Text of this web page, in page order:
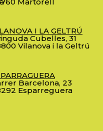
I LA GELTRÚ
Cubelles, 31
Vilanova i la Geltrú
Barcelona, 23
Esparreguera